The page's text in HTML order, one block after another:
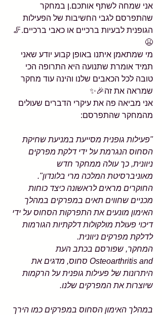
אני שמחה לשתף אותכם.ן במחקר
שהתפרסם לגבי החשיבות של הפעילות
הגופנית לבעיות ברכיים או כאבי ברכיים.🦵
😫
מי שמתאמן איתנו באופן קבוע יודע שאני
תמיד אומרת שתנועה היא התרופה הכי
טובה לכל הכאבים שלנו והינה עוד מחקר
שמראה את זה🎉✨
אני מביאה פה את עיקרי הדברים שעולים
מהמחקר שהתפרסם:
"פעילות גופנית מסייעת במניעת שחיקת
הסחוס הנגרמת על ידי דלקת מפרקים
ניוונית, כך עולה ממחקר חדש
מאוניברסיטת המלכה מרי בלונדון".
החוקרים מראים לראשונה כיצד כוחות
מכניים שחווים תאים במפרקים במהלך
האימון מונעים את התפרקות הסחוס על ידי
דיכוי פעולת מולקולות דלקתיות הגורמות
לדלקת מפרקים ניוונית.
המחקר, שפורסם בכתב העת
Osteoarthritis and סחוס, מדגים את
היתרונות של פעילות גופנית על הרקמות
שיוצרות את המפרקים שלנו.
במהלך האימון הסחוס במפרקים כמו הירך